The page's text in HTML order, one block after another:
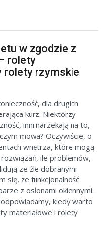
w zgodzie z
rolety
rolety rzymskie
dla drugich
kurz. Niektórzy
inni narzekają na to,
mowa? Oczywiście, o
wnętrza, które mogą
ile problemów,
ze źle dobranymi
się, że funkcjonalność
z osłonami okiennymi.
kiedy warto
materiałowe i rolety